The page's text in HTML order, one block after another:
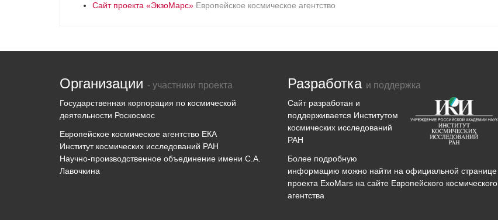
Сайт проекта «ЭкзоМарс» Европейское космическое агентство
Организации - участники проекта
Государственная корпорация по космической
деятельности Роскосмос
Европейское космическое агентство ЕКА
Институт космических исследований РАН
Научно-производственное объединение имени С.А.
Лавочкина
Разработка и поддержка
Сайт разработан и
поддерживается Институтом
космических исследований
РАН
Более подробную
информацию можно найти на официальной странице
проекта ExoMars на сайте Европейского космического
агентства